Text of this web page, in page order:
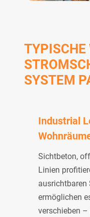
TYPISCHE
SYSTEM
Industrial
Sichtbeton,
Linien
ausrichtbaren
ermöglichen
verschieben